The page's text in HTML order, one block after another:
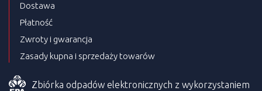
Dostawa
Płatność
Zwroty i gwarancja
Zasady kupna i sprzedaży towarów
Zbiórka odpadów elektronicznych z wykorzystaniem